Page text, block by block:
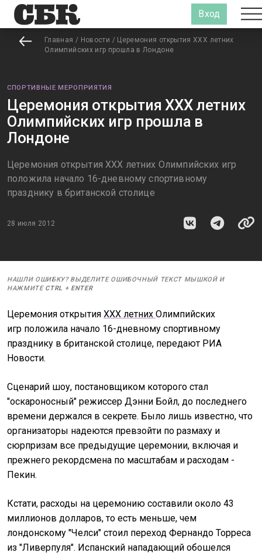
Вход
Главная / Новости / Церемония открытия XXX летних
Олимпийских игр прошла в Лондоне
СПОРТИВНЫЕ МЕРОПРИЯТИЯ
Церемония открытия XXX летних
Олимпийских игр прошла в
Лондоне
Церемония открытия XXX летних Олимпийских игр
положила начало 16-дневному спортивному
празднику в британской столице
28 июля 2012
НАШЛИ ОШИБКУ? ВЫДЕЛИТЕ ОШИБОЧНЫЙ ТЕКСТ МЫШКОЙ И
НАЖМИТЕ CTRL + ENTER
Церемония открытия XXX летних Олимпийских
игр положила начало 16-дневному спортивному
празднику в британской столице, передают РИА
Новости.
Сценарий шоу, постановщиком которого стал
"оскароносный" режиссер Дэнни Бойл, до последнего
времени держался в секрете. Было лишь известно, что
организаторы надеются превзойти по размаху и
сюрпризам все предыдущие церемонии, включая и
прежнего рекордсмена по масштабам и расходам -
Пекин.
Кстати, расходы на церемонию составили около 43
миллионов долларов, то есть меньше, чем
лондонскому "Челси" стоил переход Фернандо Торреса
из "Ливерпуля". Испанский нападающий обошелся